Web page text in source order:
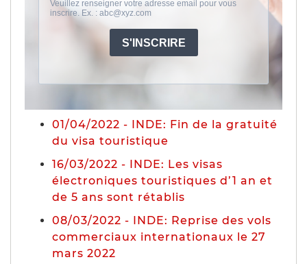
01/04/2022 - INDE: Fin de la gratuité
du visa touristique
16/03/2022 - INDE: Les visas
électroniques touristiques d’1 an et
de 5 ans sont rétablis
08/03/2022 - INDE: Reprise des vols
commerciaux internationaux le 27
mars 2022